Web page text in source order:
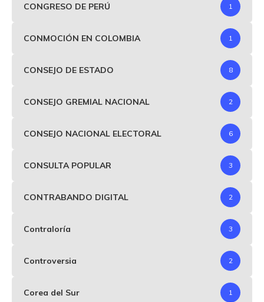
CONGRESO DE PERÚ 1
CONMOCIÓN EN COLOMBIA 1
CONSEJO DE ESTADO 8
CONSEJO GREMIAL NACIONAL 2
CONSEJO NACIONAL ELECTORAL 6
CONSULTA POPULAR 3
CONTRABANDO DIGITAL 2
Contraloría 3
Controversia 2
Corea del Sur 1